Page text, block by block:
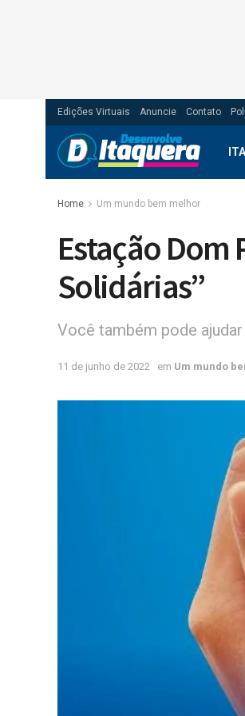
Edições Virtuais Anuncie Contato
Home Um mundo bem melhor
Estação Dom
Solidárias”
Você também pode
11 de junho de 2022 em Um mundo